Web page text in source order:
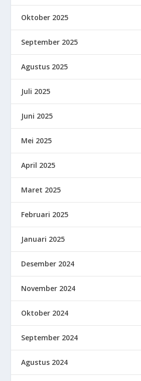
Oktober 2025
September 2025
Agustus 2025
Juli 2025
Juni 2025
Mei 2025
April 2025
Maret 2025
Februari 2025
Januari 2025
Desember 2024
November 2024
Oktober 2024
September 2024
Agustus 2024